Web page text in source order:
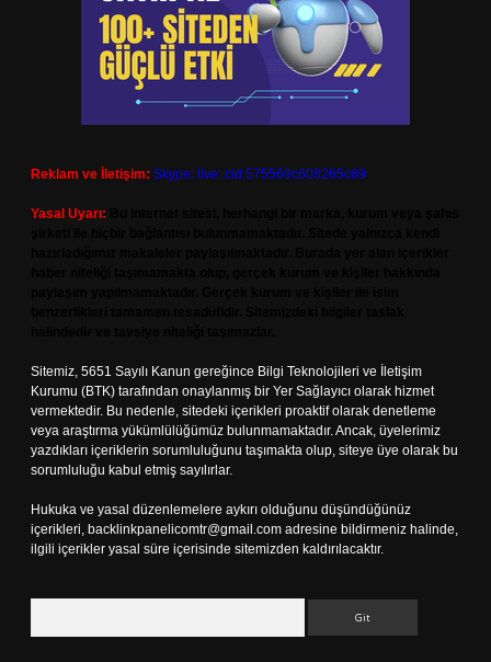
Reklam ve İletişim: Skype: live:.cid.575569c608265c69
Yasal Uyarı:
Sitemiz, 5651 Sayılı Kanun gereğince Bilgi Teknolojileri ve İletişim
Kurumu (BTK) tarafından onaylanmış bir Yer Sağlayıcı olarak hizmet
vermektedir. Bu nedenle, sitedeki içerikleri proaktif olarak denetleme
veya araştırma yükümlülüğümüz bulunmamaktadır. Ancak, üyelerimiz
yazdıkları içeriklerin sorumluluğunu taşımakta olup, siteye üye olarak bu
sorumluluğu kabul etmiş sayılırlar.
Hukuka ve yasal düzenlemelere aykırı olduğunu düşündüğünüz
içerikleri, backlinkpanelicomtr@gmail.com adresine bildirmeniz halinde,
ilgili içerikler yasal süre içerisinde sitemizden kaldırılacaktır.